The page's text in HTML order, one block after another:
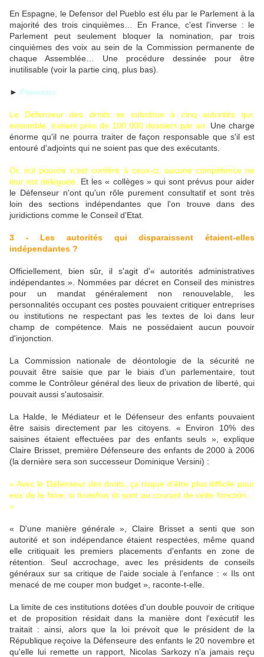
En Espagne, le Defensor del Pueblo est élu par le Parlement à la
majorité des trois cinquièmes… En France, c'est l'inverse : le
Parlement peut seulement bloquer la nomination, par trois
cinquièmes des voix au sein de la Commission permanente de
chaque Assemblée… Une procédure dessinée pour être
inutilisable (voir la partie cinq, plus bas).
► Pouvoirs
Le Défenseur des droits se substitue à cinq autorités qui,
ensemble, traitent près de 100 000 dossiers par an.
Une charge
énorme qu'il ne pourra traiter de façon responsable que s'il est
entouré d'adjoints qui ne soient pas que des exécutants.
Or, nul pouvoir n'est conféré à ceux-ci, aucune compétence ne
leur est déléguée.
Et les « collèges » qui sont prévus pour aider
le Défenseur n'ont qu'un rôle purement consultatif et sont très
loin des sections indépendantes que l'on trouve dans des
juridictions comme le Conseil d'Etat.
3 - Les autorités qui disparaissent étaient-elles
indépendantes ?
Officiellement, bien sûr, il s'agit d'« autorités administratives
indépendantes ». Nommées par décret en Conseil des ministres
pour un mandat généralement non renouvelable, les
personnalités occupant ces postes pouvaient critiquer entreprises
ou institutions ne respectant pas les textes de loi dans leur
champ de compétence. Mais ne possédaient aucun pouvoir
d'injonction.
La Commission nationale de déontologie de la sécurité ne
pouvait être saisie que par le biais d'un parlementaire, tout
comme le Contrôleur général des lieux de privation de liberté, qui
pouvait aussi s'autosaisir.
La Halde, le Médiateur et le Défenseur des enfants pouvaient
être saisis directement par les citoyens. « Environ 10% des
saisines étaient effectuées par des enfants seuls », explique
Claire Brisset, première Défenseure des enfants de 2000 à 2006
(la dernière sera son successeur Dominique Versini) :
« Avec le Défenseur des droits, ça risque d'être plus difficile pour
eux de le faire, si toutefois ils sont au courant de cette fonction…
»
« D'une manière générale », Claire Brisset a senti que son
autorité et son indépendance étaient respectées, même quand
elle critiquait les premiers placements d'enfants en zone de
rétention. Seul accrochage, avec les présidents de conseils
généraux sur sa critique de l'aide sociale à l'enfance : « Ils ont
menacé de me couper mon budget », raconte-t-elle.
La limite de ces institutions dotées d'un double pouvoir de critique
et de proposition résidait dans la manière dont l'exécutif les
traitait : ainsi, alors que la loi prévoit que le président de la
République reçoive la Défenseure des enfants le 20 novembre et
qu'elle lui remette un rapport, Nicolas Sarkozy n'a jamais reçu